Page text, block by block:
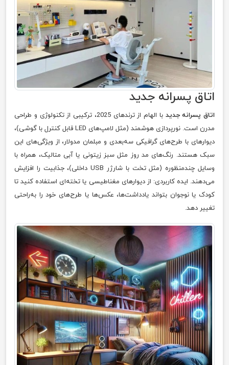
اتاق پسرانه جدید
اتاق پسرانه جدید
با الهام از ترندهای 2025، ترکیبی از تکنولوژی و طراحی
مدرن است. نورپردازی هوشمند (مثل لامپ‌های LED قابل کنترل با گوشی)،
دیوارهای با طرح‌های گرافیکی سه‌بعدی و مبلمان مدولار، از ویژگی‌های این
سبک هستند. رنگ‌های مد روز مثل سبز زیتونی یا آبی متالیک، همراه با
وسایل چندمنظوره (مثل تخت با شارژر USB داخلی)، جذابیت را افزایش
می‌دهند. ایده کاربردی: از دیوارهای مغناطیسی یا تخته‌ای استفاده کنید تا
کودک یا نوجوان بتواند یادداشت‌ها، عکس‌ها یا طرح‌های خود را به‌راحتی
تغییر دهد.